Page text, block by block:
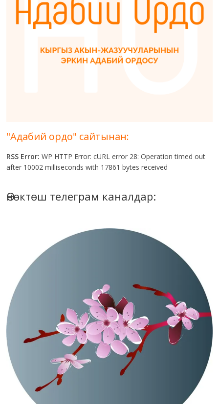
"Адабий ордо" сайтынан:
RSS Error: WP HTTP Error: cURL error 28: Operation timed out
after 10002 milliseconds with 17861 bytes received
Өнөктөш телеграм каналдар: